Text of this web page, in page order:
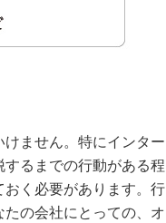
ません。特にインター
るまでの行動がある程
く必要があります。行
の会社にとっての、オ